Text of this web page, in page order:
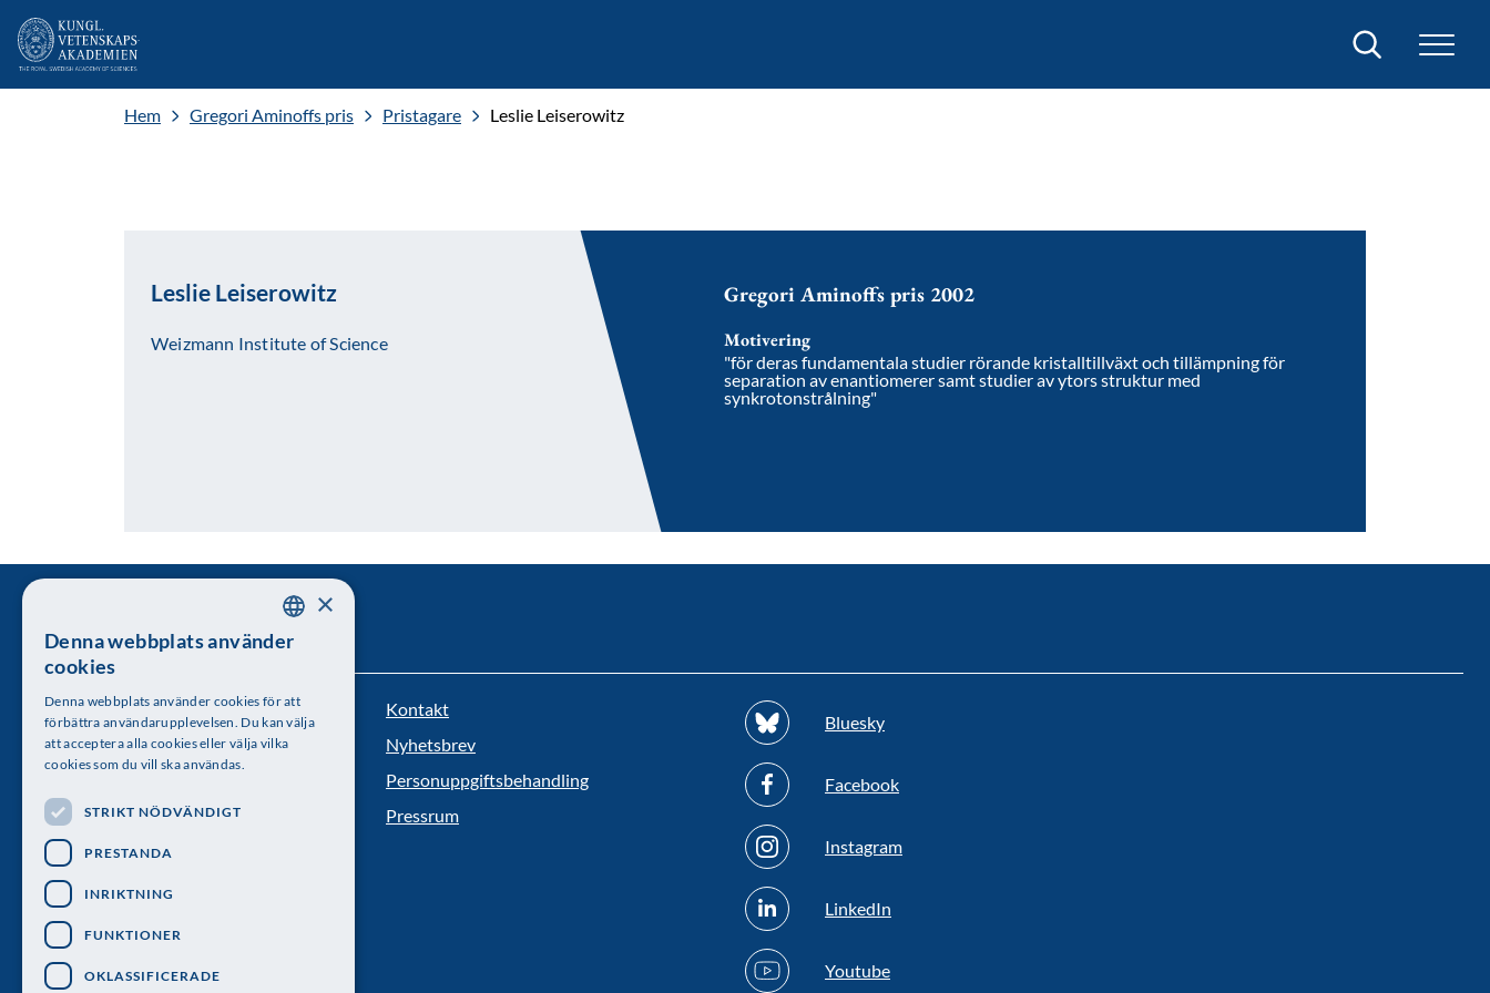
Sök
Hem Gregori Aminoffs pris Pristagare Leslie Leiserowitz
Leslie Leiserowitz
Weizmann Institute of Science
Gregori Aminoffs pris 2002
Motivering
"för deras fundamentala studier rörande kristalltillväxt och tillämpning för
separation av enantiomerer samt studier av ytors struktur med
synkrotonstrålning"
Kungl. Vetenskapsakademien
Besöksadress: Lilla Frescativägen 4A
Telefon: 08-673 95 00
Kontakt
Nyhetsbrev
Personuppgiftsbehandling
Pressrum
Bluesky
Facebook
Instagram
LinkedIn
Youtube
SWEDISH
×
Denna webbplats använder
cookies
Denna webbplats använder cookies för att
förbättra användarupplevelsen. Du kan välja
att acceptera alla cookies eller välja vilka
cookies som du vill ska användas.
STRIKT NÖDVÄNDIGT
PRESTANDA
INRIKTNING
FUNKTIONER
OKLASSIFICERADE